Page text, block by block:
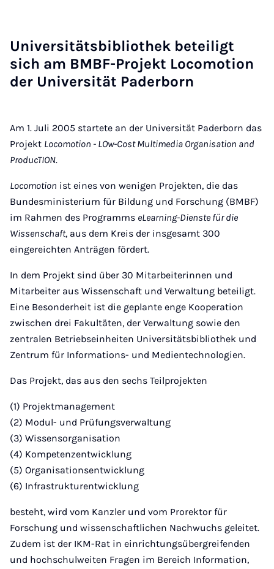
Uni­ver­si­täts­bi­blio­thek be­tei­ligt
sich am BMBF-Pro­jekt Lo­co­mo­ti­on
der Uni­ver­si­tät Pa­der­born
Am 1. Juli 2005 startete an der Universität Paderborn das
Projekt Locomotion - LOw-Cost Multimedia Organisation and
ProducTION.
Locomotion ist eines von wenigen Projekten, die das
Bundesministerium für Bildung und Forschung (BMBF)
im Rahmen des Programms eLearning-Dienste für die
Wissenschaft, aus dem Kreis der insgesamt 300
eingereichten Anträgen fördert.
In dem Projekt sind über 30 Mitarbeiterinnen und
Mitarbeiter aus Wissenschaft und Verwaltung beteiligt.
Eine Besonderheit ist die geplante enge Kooperation
zwischen drei Fakultäten, der Verwaltung sowie den
zentralen Betriebseinheiten Universitätsbibliothek und
Zentrum für Informations- und Medientechnologien.
Das Projekt, das aus den sechs Teilprojekten
(1) Projektmanagement
(2) Modul- und Prüfungsverwaltung
(3) Wissensorganisation
(4) Kompetenzentwicklung
(5) Organisationsentwicklung
(6) Infrastrukturentwicklung
besteht, wird vom Kanzler und vom Prorektor für
Forschung und wissenschaftlichen Nachwuchs geleitet.
Zudem ist der IKM-Rat in einrichtungsübergreifenden
und hochschulweiten Fragen im Bereich Information,